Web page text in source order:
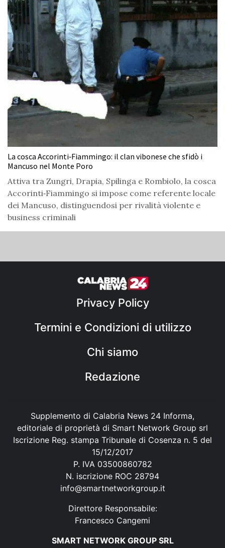
La cosca Accorinti‑Fiammingo: il clan vibonese che sfidò i
Mancuso nel Monte Poro
Attiva tra Zungri, Drapia, Spilinga e Rombiolo, la cosca
Accorinti‑Fiammingo si impose come referente locale
dei Mancuso, distinguendosi per rivalità violente e
business criminali
Privacy Policy
Termini e Condizioni di utilizzo
Chi siamo
Redazione
Supplemento di Calabria News 24 Informa,
editoriale di proprietà di Smart Network Group srl
Iscrizione Reg. stampa Tribunale di Cosenza n. 5 del
15/12/2017
P. IVA 03500860782
N. iscrizione ROC 28794
info@smartnetworkgroup.it
Direttore Responsabile:
Francesco Cangemi
SMART NETWORK GROUP SRL